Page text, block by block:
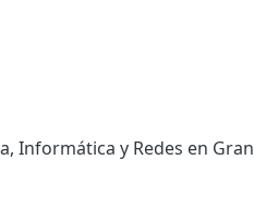
Informática y Redes en Gran